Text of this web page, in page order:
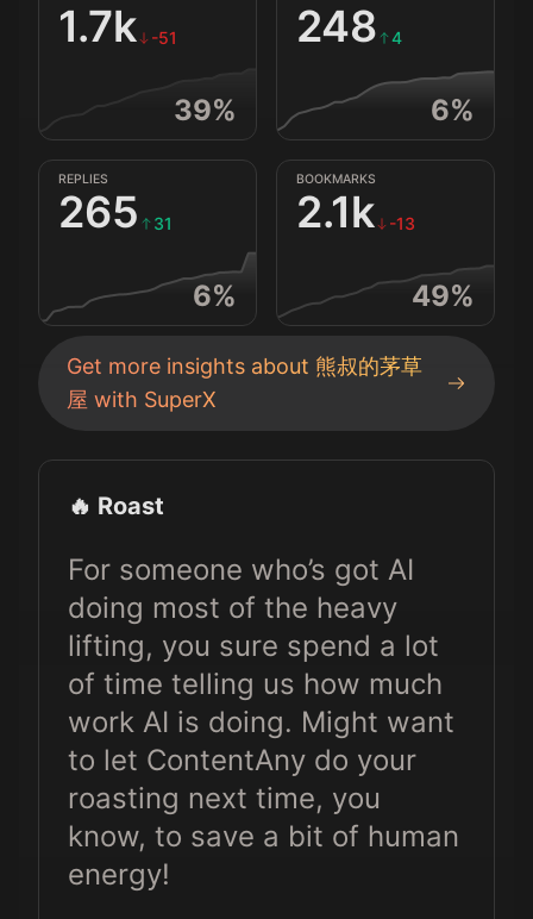
1.7k -51
39%
248 4
6%
REPLIES
265 31
6%
BOOKMARKS
2.1k -13
49%
Get more insights about 熊叔的茅草
屋 with SuperX
🔥 Roast
For someone who’s got AI
doing most of the heavy
lifting, you sure spend a lot
of time telling us how much
work AI is doing. Might want
to let ContentAny do your
roasting next time, you
know, to save a bit of human
energy!